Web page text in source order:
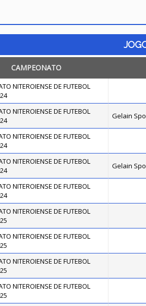
CAMPEONATO
NITEROIENSE DE FUTEBOL
NITEROIENSE DE FUTEBOL
Gelain
NITEROIENSE DE FUTEBOL
NITEROIENSE DE FUTEBOL
Gelain
NITEROIENSE DE FUTEBOL
NITEROIENSE DE FUTEBOL
NITEROIENSE DE FUTEBOL
NITEROIENSE DE FUTEBOL
NITEROIENSE DE FUTEBOL